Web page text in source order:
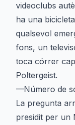
videoclubs
ha una
qualsevol
fons, un
toca córrer
Poltergeist.
—Número de
La pregunta
presidit per un